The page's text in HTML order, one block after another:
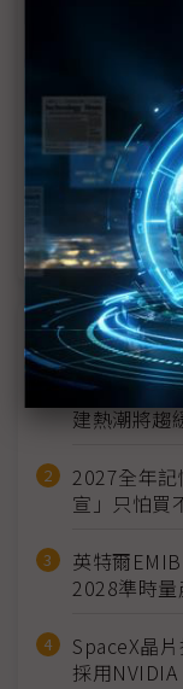
iPhone 16中
德誼數位：
iPhone新機加
iPhone 16預購
近７天熱門
MLCC訂單
建熱潮將趨
2027全年
宣」只怕買
英特爾
2028準時量
SpaceX晶
採用NVIDIA